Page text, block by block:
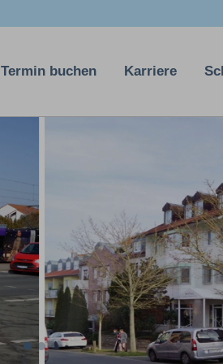
Termin buchen Karriere